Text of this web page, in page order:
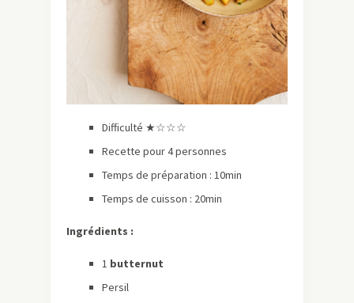
Difficulté ★☆☆☆
Recette pour 4 personnes
Temps de préparation : 10min
Temps de cuisson : 20min
Ingrédients :
1 butternut
Persil